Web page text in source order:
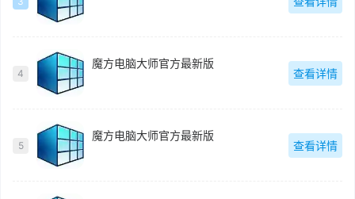
4
魔方电脑大师官方最新版
查看详情
5
魔方电脑大师官方最新版
查看详情